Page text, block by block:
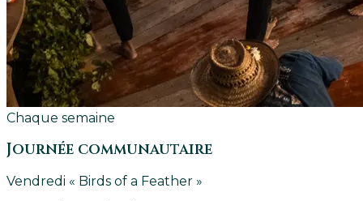
Chaque semaine
Journée communautaire
Vendredi « Birds of a Feather »